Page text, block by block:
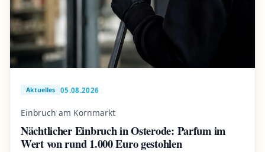
Aktuelles 05.08.2026
Einbruch am Kornmarkt
Nächtlicher Einbruch in Osterode: Parfum im
Wert von rund 1.000 Euro gestohlen